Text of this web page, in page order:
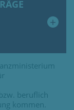
beruflich
kommen.